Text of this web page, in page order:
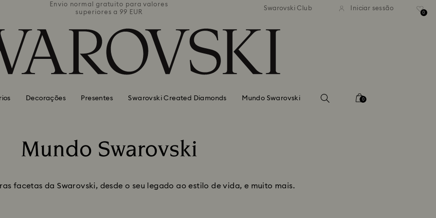
Envio normal gratuito para valores
superiores a 99 EUR
Envio normal gratuito para valores
superiores a 99 EUR
Envio normal gratuito para
superiores a 99 EUR
Swarovski Club Iniciar sessão
0
Decorações Presentes Swarovski Created Diamonds Mundo Swarovski 0
Mundo Swarovski
facetas da Swarovski, desde o seu legado ao estilo de vida, e muito mais.